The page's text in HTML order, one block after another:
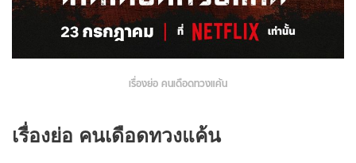
เรื่องย่อ คนเดือดทวงแค้น
เรื่องย่อ คนเดือดทวงแค้น